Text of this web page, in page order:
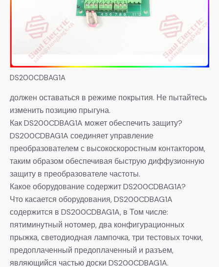
DS200CDBAG1A
должен оставаться в режиме покрытия. Не пытайтесь
изменить позицию прыгуна.
Как DS200CDBAG1A может обеспечить защиту?
DS200CDBAG1A соединяет управление
преобразователем с высокоскоростным контактором,
таким образом обеспечивая быструю диффузионную
защиту в преобразователе частоты.
Какое оборудование содержит DS200CDBAG1A?
Что касается оборудования, DS200CDBAG1A
содержится в DS200CDBAG1A, в Том числе:
пятиминутный нотомер, два конфигурационных
прыжка, светодиодная лампочка, три тестовых точки,
предоплаченный предоплаченный и разъем,
являющийся частью доски DS200CDBAG1A.